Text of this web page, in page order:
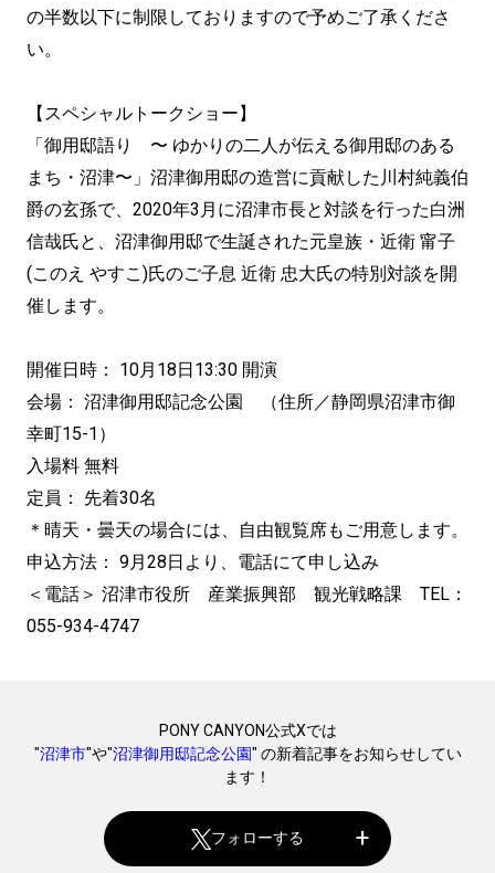
の半数以下に制限しておりますので予めご了承くださ
い。
【スペシャルトークショー】
「御用邸語り 〜 ゆかりの二人が伝える御用邸のある
まち・沼津〜」沼津御用邸の造営に貢献した川村純義伯
爵の玄孫で、2020年3月に沼津市長と対談を行った白洲
信哉氏と、沼津御用邸で生誕された元皇族・近衛 甯子
(このえ やすこ)氏のご子息 近衛 忠大氏の特別対談を開
催します。
開催日時： 10月18日13:30 開演
会場： 沼津御用邸記念公園 （住所／静岡県沼津市御
幸町15-1）
入場料 無料
定員： 先着30名
＊晴天・曇天の場合には、自由観覧席もご用意します。
申込方法： 9月28日より、電話にて申し込み
＜電話＞ 沼津市役所 産業振興部 観光戦略課 TEL：
055-934-4747
PONY CANYON公式Xでは
"沼津市"や"沼津御用邸記念公園" の新着記事をお知らせしてい
ます！
フォローする